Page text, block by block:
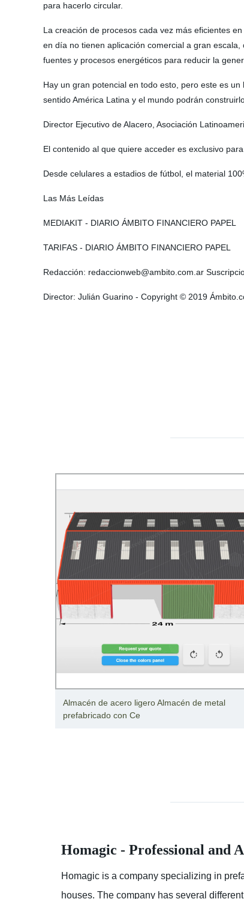
para hacerlo circular.
La creación de procesos cada vez más eficientes
en día no tienen aplicación comercial a gran
fuentes y procesos energéticos para reducir la
Hay un gran potencial en todo esto, pero este es
sentido América Latina y el mundo podrán
Director Ejecutivo de Alacero, Asociación
El contenido al que quiere acceder es exclusivo
Desde celulares a estadios de fútbol, el material
Las Más Leídas
MEDIAKIT - DIARIO ÁMBITO FINANCIERO PAPEL
TARIFAS - DIARIO ÁMBITO FINANCIERO PAPEL
Redacción: redaccionweb@ambito.com.ar
Director: Julián Guarino - Copyright © 2019
Almacén de acero ligero Almacén de metal
prefabricado con Ce
Homagic is a company specializing in
houses. The company has several different